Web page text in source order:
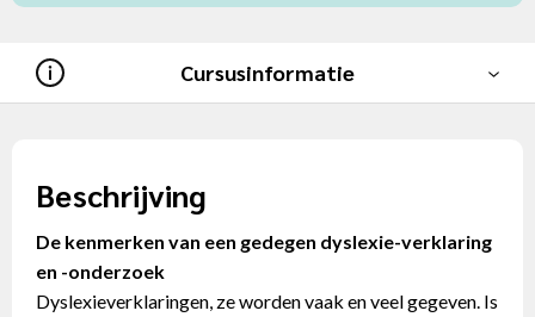
Cursusinformatie
Beschrijving
De kenmerken van een gedegen dyslexie-verklaring
en -onderzoek
Dyslexieverklaringen, ze worden vaak en veel gegeven. Is